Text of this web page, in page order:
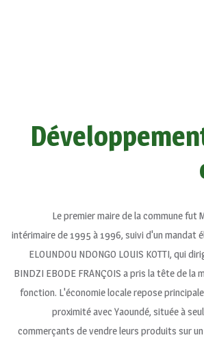
Le premier maire de la commune fut
intérimaire de 1995 à 1996, suivi d'un mandat
ELOUNDOU NDONGO LOUIS KOTTI, qui
BINDZI EBODE FRANÇOIS a pris la tête de
fonction. L'économie locale repose
proximité avec Yaoundé, située à
commerçants de vendre leurs produits sur